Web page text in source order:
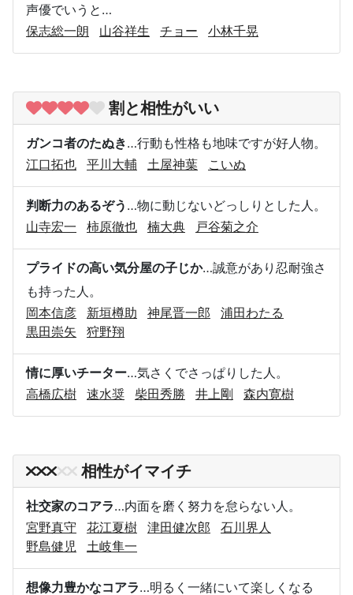
声優でいうと…
保志総一朗
山谷祥生 チョー 小林千晃
割と相性がいい
ガンコ者のたぬき…行動も性格も地味ですが好人物。
江口拓也
平川大輔 土屋神葉 こいぬ
判断力のあるぞう …物に動じないどっしりとした人。
山寺宏一
柿原徹也 楠大典 戸谷菊之介
プライドの高い気分屋の子じか…誠意があり忍耐強さ
も持った人。
岡本信彦
新垣樽助 神尾晋一郎
浦田わたる
黒田崇矢
狩野翔
情に厚いチーター…気さくでさっぱりした人。
高橋広樹
速水奨 柴田秀勝 井上剛 森内寛樹
相性がイマイチ
社交家のコアラ…内面を磨く努力を怠らない人。
宮野真守
花江夏樹 津田健次郎
石川界人
野島健児
土岐隼一
想像力豊かなコアラ…明るく一緒にいて楽しくなる